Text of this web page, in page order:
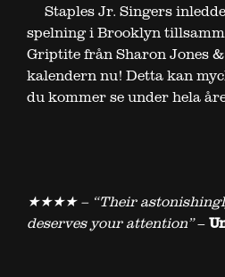
Staples Jr. Singers
spelning i Brooklyn
Griptite från Sharon Jones
kalendern nu! Detta kan
du kommer se under hela
★★★★– “Their
deserves your attention”–